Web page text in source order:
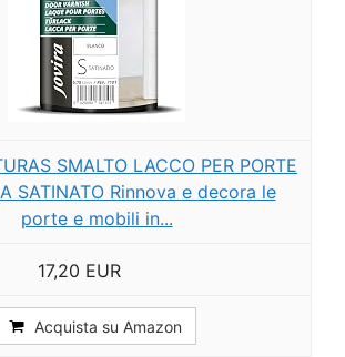
SMALTO LACCO PER PORTE
SATINATO Rinnova e decora le
porte e mobili in...
17,20 EUR
Acquista su Amazon